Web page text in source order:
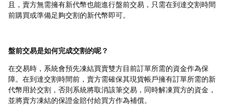
且，賣方無需擁有新代幣也能進行盤前交易，只需在到達交割時間
前購買或準備足夠交割的新代幣即可。
盤前交易是如何完成交割的呢？
在交易時，系統會預先凍結買賣雙方目前訂單所需的資金作為保
障。在到達交割時間前，賣方需確保其現貨帳戶擁有訂單所需的新
代幣用於交割，否則系統將取消該筆交易，同時解凍買方的資金，
並將賣方凍結的保證金賠付給買方作為補償。